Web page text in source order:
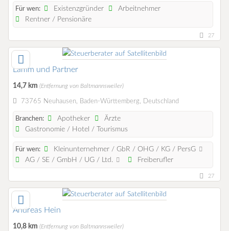
Für wen: Existenzgründer
Arbeitnehmer
Rentner / Pensionäre
27
Lamm und Partner
14,7 km (Entfernung von Baltmannsweiler)
73765 Neuhausen, Baden-Württemberg, Deutschland
Branchen: Apotheker
Ärzte
Gastronomie / Hotel / Tourismus
Für wen:
Kleinunternehmer / GbR / OHG / KG / PersG
AG / SE / GmbH / UG / Ltd.
Freiberufler
27
Andreas Hein
10,8 km (Entfernung von Baltmannsweiler)